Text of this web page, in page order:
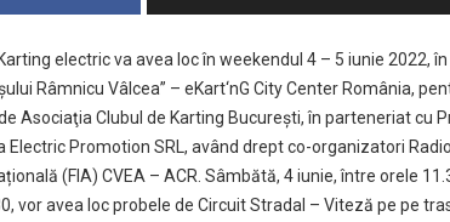
electric va avea loc în weekendul 4 – 5 iunie 2022,
Râmnicu Vâlcea” – eKart‘nG City Center România,
Asociaţia Clubul de Karting Bucureşti, în parteneriat cu
Electric Promotion SRL, având drept co-organizatori
(FIA) CVEA – ACR. Sâmbătă, 4 iunie, între orele
vor avea loc probele de Circuit Stradal – Viteză pe pe